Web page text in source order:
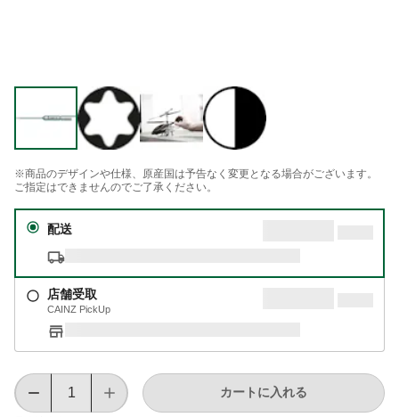
※商品のデザインや仕様、原産国は予告なく変更となる場合がございます。
ご指定はできませんのでご了承ください。
配送
店舗受取
CAINZ PickUp
カートに入れる